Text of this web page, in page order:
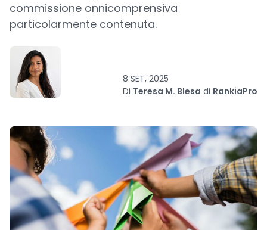
commissione onnicomprensiva
particolarmente contenuta.
8 SET, 2025
Di Teresa M. Blesa di RankiaPro